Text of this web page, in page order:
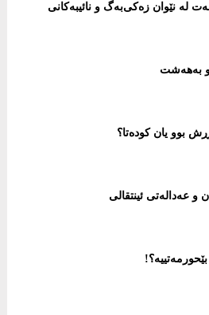
لە نێوان زەکی‌بەگ و نائیبەکانی
و بەهەشت
و عەدالەتی ئینتقالی